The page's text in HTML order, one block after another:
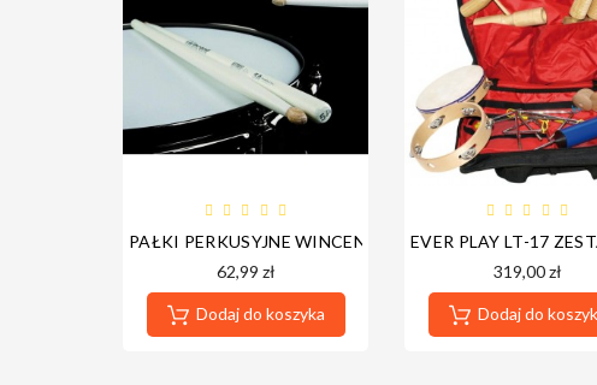
PAŁKI PERKUSYJNE WINCENT W-5ACW
62,99 zł
Dodaj do koszyka
EVER PLAY LT-17
319,00 zł
Dodaj do